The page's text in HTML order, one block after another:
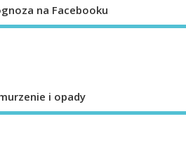
na Facebooku
i opady